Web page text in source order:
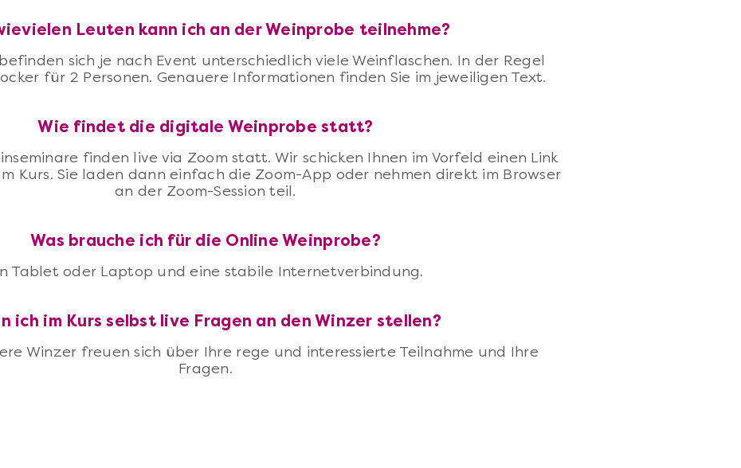
Leuten kann ich an der Weinprobe teilnehme?
sich je nach Event unterschiedlich viele Weinflaschen. In der Regel
für 2 Personen. Genauere Informationen finden Sie im jeweiligen Text.
Wie findet die digitale Weinprobe statt?
finden live via Zoom statt. Wir schicken Ihnen im Vorfeld einen Link
Kurs. Sie laden dann einfach die Zoom-App oder nehmen direkt im Browser
an der Zoom-Session teil.
Was brauche ich für die Online Weinprobe?
Tablet oder Laptop und eine stabile Internetverbindung.
ich im Kurs selbst live Fragen an den Winzer stellen?
Winzer freuen sich über Ihre rege und interessierte Teilnahme und Ihre
Fragen.